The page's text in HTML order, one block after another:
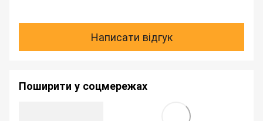
Написати відгук
Поширити у соцмережах